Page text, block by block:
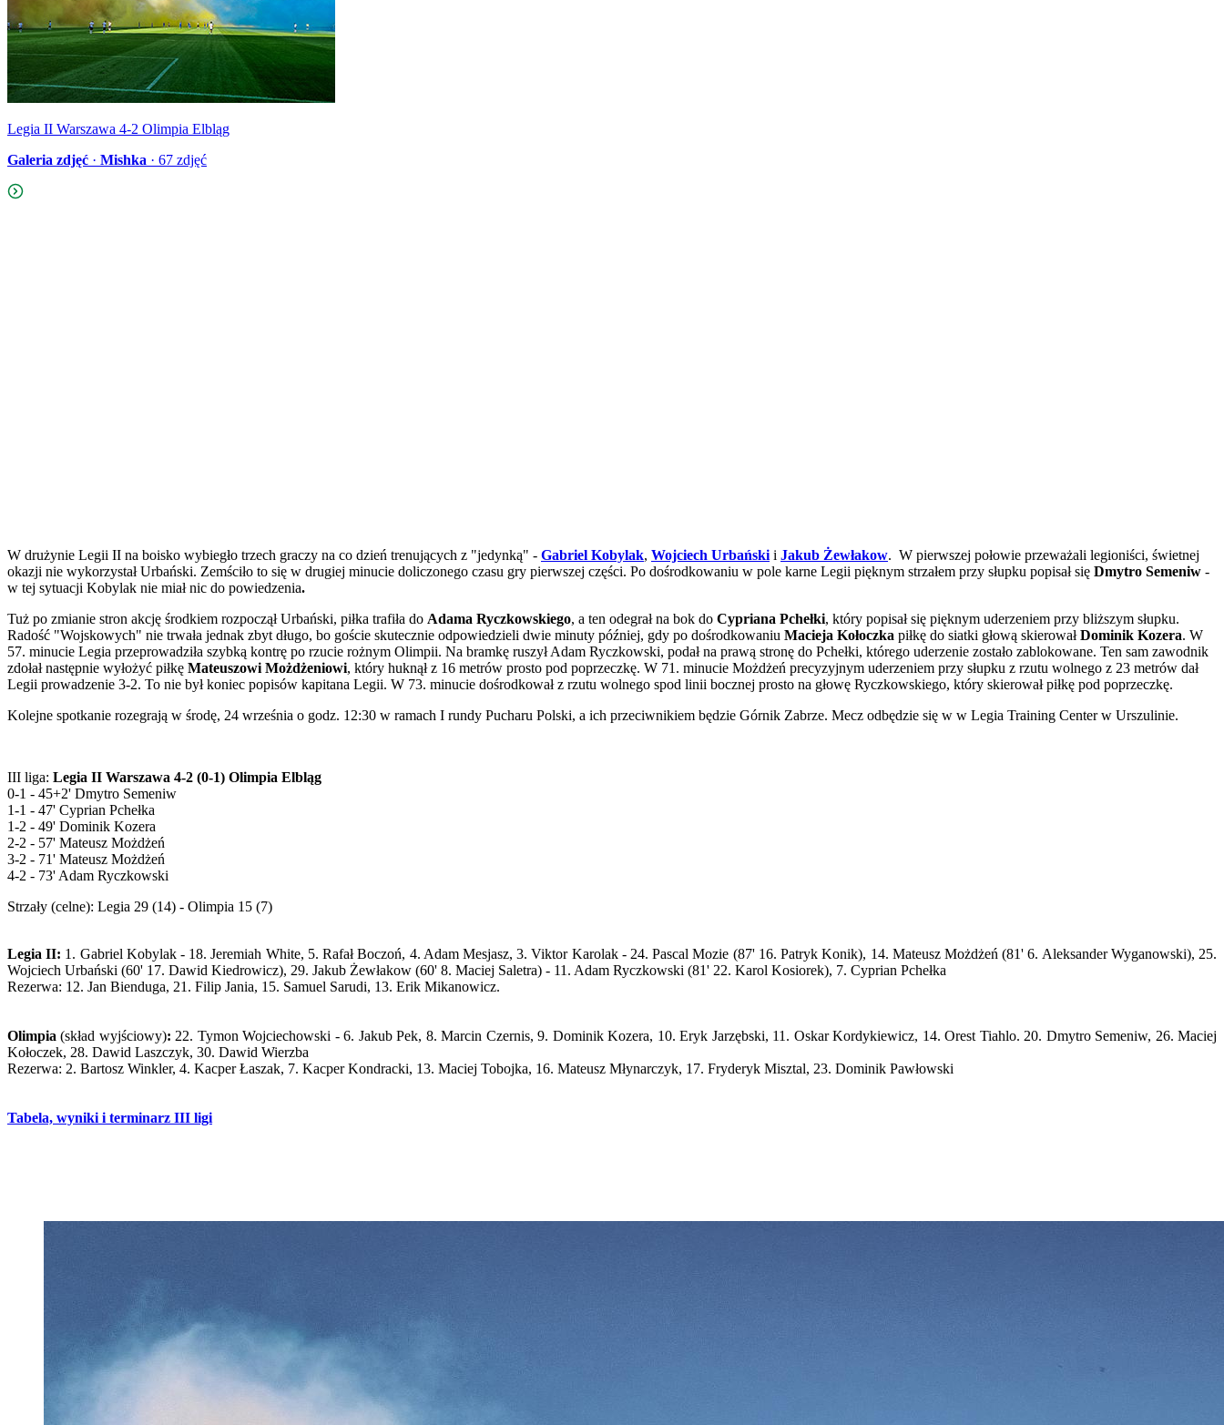
Legia II Warszawa 4-2 Olimpia Elbląg
Galeria zdjęć · Mishka · 67 zdjęć
W drużynie Legii II na boisko wybiegło trzech graczy na co dzień trenujących z "jedynką" - Gabriel Kobylak, Wojciech Urbański i Jakub Żewłakow. W pierwszej połowie przeważali legioniści, świetnej
okazji nie wykorzystał Urbański. Zemściło to się w drugiej minucie doliczonego czasu gry pierwszej części. Po dośrodkowaniu w pole karne Legii pięknym strzałem przy słupku popisał się Dmytro Semeniw -
w tej sytuacji Kobylak nie miał nic do powiedzenia.
Tuż po zmianie stron akcję środkiem rozpoczął Urbański, piłka trafiła do Adama Ryczkowskiego, a ten odegrał na bok do Cypriana Pchełki, który popisał się pięknym uderzeniem przy bliższym słupku.
Radość "Wojskowych" nie trwała jednak zbyt długo, bo goście skutecznie odpowiedzieli dwie minuty później, gdy po dośrodkowaniu Macieja Kołoczka piłkę do siatki głową skierowałDominik Kozera. W
57. minucie Legia przeprowadziła szybką kontrę po rzucie rożnym Olimpii. Na bramkę ruszył Adam Ryczkowski, podał na prawą stronę do Pchełki, którego uderzenie zostało zablokowane. Ten sam zawodnik
zdołał następnie wyłożyć piłkę Mateuszowi Możdżeniowi, który huknął z 16 metrów prosto pod poprzeczkę. W 71. minucie Możdżeń precyzyjnym uderzeniem przy słupku z rzutu wolnego z 23 metrów dał
Legii prowadzenie 3-2. To nie był koniec popisów kapitana Legii. W 73. minucie dośrodkował z rzutu wolnego spod linii bocznej prosto na głowę Ryczkowskiego, który skierował piłkę pod poprzeczkę.
Kolejne spotkanie rozegrają w środę, 24 września o godz. 12:30 w ramach I rundy Pucharu Polski, a ich przeciwnikiem będzie Górnik Zabrze. Mecz odbędzie się w w Legia Training Center w Urszulinie.
III liga: Legia II Warszawa 4-2 (0-1) Olimpia Elbląg
0-1 - 45+2' Dmytro Semeniw
1-1 - 47' Cyprian Pchełka
1-2 - 49' Dominik Kozera
2-2 - 57' Mateusz Możdżeń
3-2 - 71' Mateusz Możdżeń
4-2 - 73' Adam Ryczkowski
Strzały (celne): Legia 29 (14) - Olimpia 15 (7)
Legia II: 1. Gabriel Kobylak - 18. Jeremiah White, 5. Rafał Boczoń, 4. Adam Mesjasz, 3. Viktor Karolak - 24. Pascal Mozie (87' 16. Patryk Konik), 14. Mateusz Możdżeń (81' 6. Aleksander Wyganowski), 25.
Wojciech Urbański (60' 17. Dawid Kiedrowicz), 29. Jakub Żewłakow (60' 8. Maciej Saletra) - 11. Adam Ryczkowski (81' 22. Karol Kosiorek), 7. Cyprian Pchełka
Rezerwa: 12. Jan Bienduga, 21. Filip Jania, 15. Samuel Sarudi, 13. Erik Mikanowicz.
Olimpia(skład wyjściowy): 22. Tymon Wojciechowski - 6. Jakub Pek, 8. Marcin Czernis, 9. Dominik Kozera, 10. Eryk Jarzębski, 11. Oskar Kordykiewicz, 14. Orest Tiahlo. 20. Dmytro Semeniw, 26. Maciej
Kołoczek, 28. Dawid Laszczyk, 30. Dawid Wierzba
Rezerwa: 2. Bartosz Winkler, 4. Kacper Łaszak, 7. Kacper Kondracki, 13. Maciej Tobojka, 16. Mateusz Młynarczyk, 17. Fryderyk Misztal, 23. Dominik Pawłowski
Tabela, wyniki i terminarz III ligi